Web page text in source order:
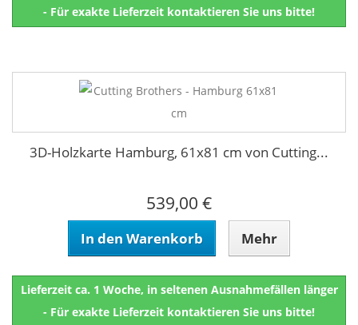
- Für exakte Lieferzeit kontaktieren Sie uns bitte!
3D-Holzkarte Hamburg, 61x81 cm von Cutting...
539,00 €
In den Warenkorb Mehr
Lieferzeit ca. 1 Woche, in seltenen Ausnahmefällen länger
- Für exakte Lieferzeit kontaktieren Sie uns bitte!